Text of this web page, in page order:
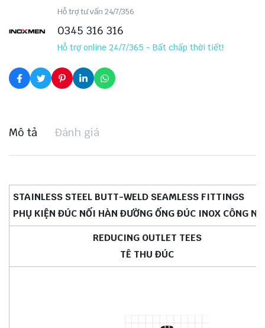
Hỗ trợ tư vấn 24/7/356
0345 316 316
Hỗ trợ online 24/7/365 - Bất chấp thời tiết!
Mô tả Đánh giá
STAINLESS STEEL BUTT-WELD SEAMLESS FITTINGS
PHỤ KIỆN ĐÚC NỐI HÀN ĐƯỜNG ỐNG ĐÚC INOX CÔNG
REDUCING OUTLET TEES
TÊ THU ĐÚC